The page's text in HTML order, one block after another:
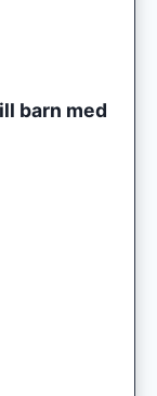
barn med